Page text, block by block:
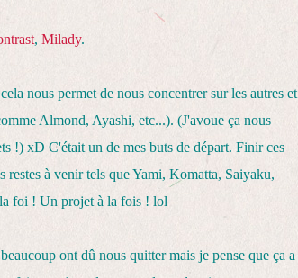
, Milady.
nous permet de nous concentrer sur les autres et
Almond, Ayashi, etc...). (J'avoue ça nous
!) xD C'était un de mes buts de départ. Finir ces
restes à venir tels que Yami, Komatta, Saiyaku,
foi ! Un projet à la fois ! lol
ont dû nous quitter mais je pense que ça a